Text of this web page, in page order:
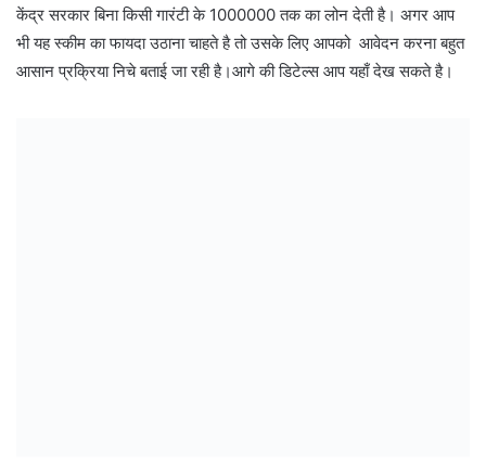
केंद्र सरकार बिना किसी गारंटी के 1000000 तक का लोन देती है। अगर आप
भी यह स्कीम का फायदा उठाना चाहते है तो उसके लिए आपको आवेदन करना बहुत
आसान प्रक्रिया निचे बताई जा रही है।आगे की डिटेल्स आप यहाँ देख सकते है।